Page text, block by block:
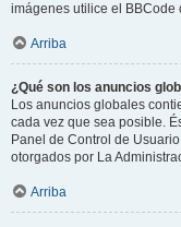
imágenes utilice el BBCode
Arriba
¿Qué son los anuncios
Los anuncios globales
cada vez que sea posible.
Panel de Control de
otorgados por La
Arriba